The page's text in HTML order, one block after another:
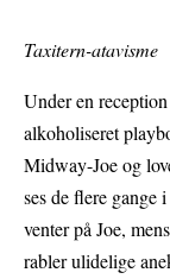
Taxitern-atavisme
Under en
alkoholiseret
Midway-Joe og
ses de flere gange
venter på Joe,
rabler ulidelige